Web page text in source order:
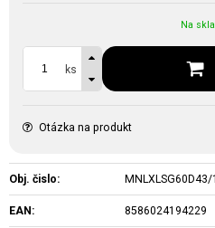
Na
ks
Otázka na produkt
Obj. čislo:
EAN: 8586024194229